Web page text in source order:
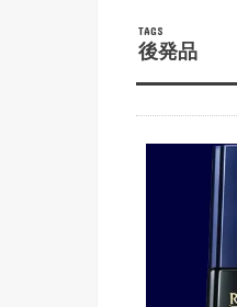
後発品